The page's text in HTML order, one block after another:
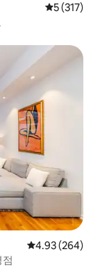
평점 5점(5
5 (317)
평점 4.93점(5
4.93 (264)